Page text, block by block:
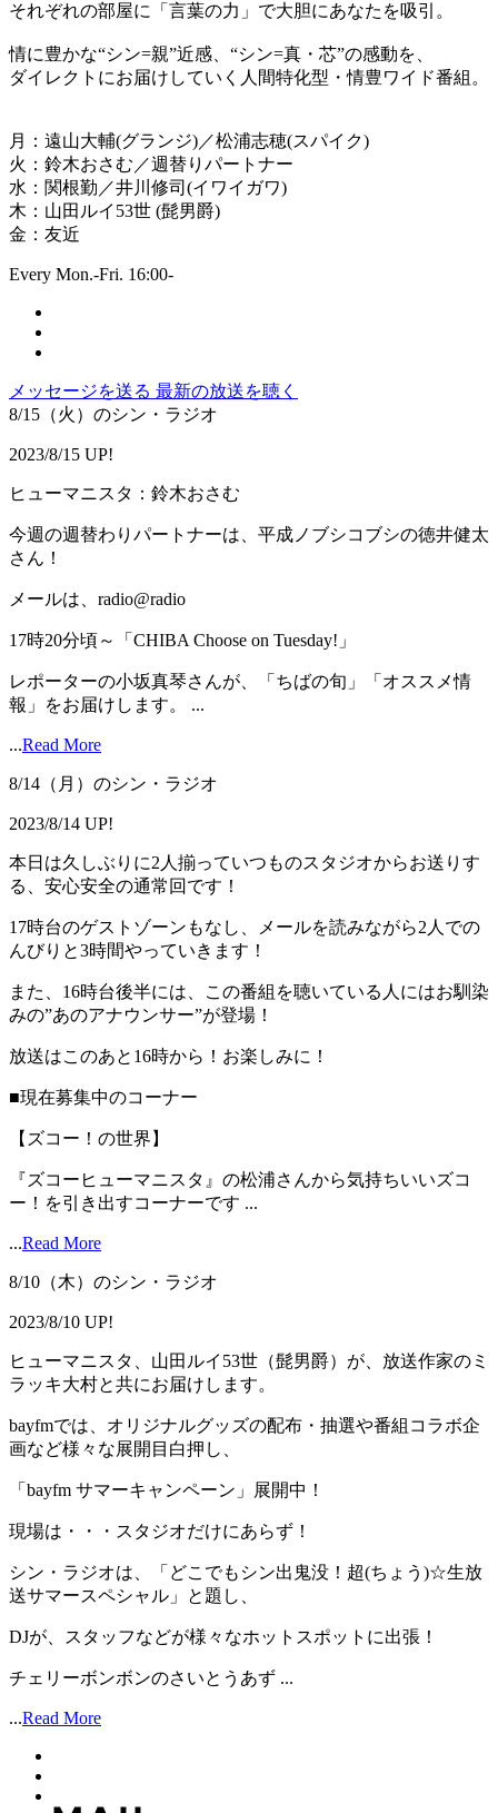
それぞれの部屋に「言葉の力」で大胆にあなたを吸引。
情に豊かな“シン=親”近感、“シン=真・芯”の感動を、
ダイレクトにお届けしていく人間特化型・情豊ワイド番組。
月：遠山大輔(グランジ)／松浦志穂(スパイク)
火：鈴木おさむ／週替りパートナー
水：関根勤／井川修司(イワイガワ)
木：山田ルイ53世 (髭男爵)
金：友近
Every Mon.-Fri. 16:00-
メッセージを送る 最新の放送を聴く
8/15（火）のシン・ラジオ
2023/8/15 UP!
ヒューマニスタ：鈴木おさむ
今週の週替わりパートナーは、平成ノブシコブシの徳井健太
さん！
メールは、radio@radio
17時20分頃～「CHIBA Choose on Tuesday!」
レポーターの小坂真琴さんが、「ちばの旬」「オススメ情
報」をお届けします。 ...
...Read More
8/14（月）のシン・ラジオ
2023/8/14 UP!
本日は久しぶりに2人揃っていつものスタジオからお送りす
る、安心安全の通常回です！
17時台のゲストゾーンもなし、メールを読みながら2人での
んびりと3時間やっていきます！
また、16時台後半には、この番組を聴いている人にはお馴染
みの”あのアナウンサー”が登場！
放送はこのあと16時から！お楽しみに！
■現在募集中のコーナー
【ズコー！の世界】
『ズコーヒューマニスタ』の松浦さんから気持ちいいズコ
ー！を引き出すコーナーです ...
...Read More
8/10（木）のシン・ラジオ
2023/8/10 UP!
ヒューマニスタ、山田ルイ53世（髭男爵）が、放送作家のミ
ラッキ大村と共にお届けします。
bayfmでは、オリジナルグッズの配布・抽選や番組コラボ企
画など様々な展開目白押し、
「bayfm サマーキャンペーン」展開中！
現場は・・・スタジオだけにあらず！
シン・ラジオは、「どこでもシン出鬼没！超(ちょう)☆生放
送サマースペシャル」と題し、
DJが、スタッフなどが様々なホットスポットに出張！
チェリーボンボンのさいとうあず ...
...Read More